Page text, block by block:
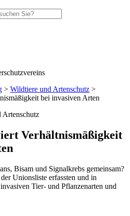
> Wildtiere und Artenschutz >
bei invasiven Arten
Artenschutz
Verhältnismäßigkeit
Bisam und Signalkrebs gemeinsam?
Unionsliste erfassten und in
Tier- und Pflanzenarten und